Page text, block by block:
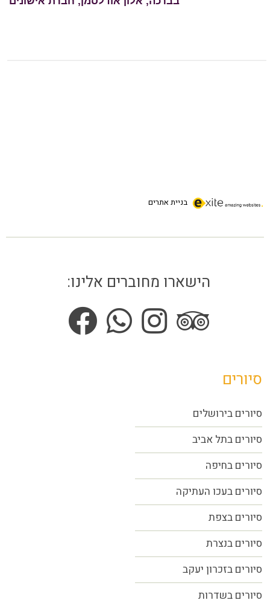
בניית אתרים
הישארו מחוברים אלינו:
סיורים
סיורים בירושלים
סיורים בתל אביב
סיורים בחיפה
סיורים בעכו העתיקה
סיורים בצפת
סיורים בנצרת
סיורים בזכרון יעקב
סיורים בשדרות